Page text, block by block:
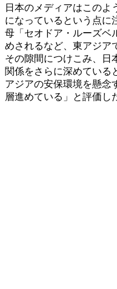
日本のメディアはこのよ
になっているという点に
母「セオドア・ルーズベ
めされるなど、東アジア
その隙間につけこみ、日
関係をさらに深めている
アジアの安保環境を懸念
層進めている」と評価し